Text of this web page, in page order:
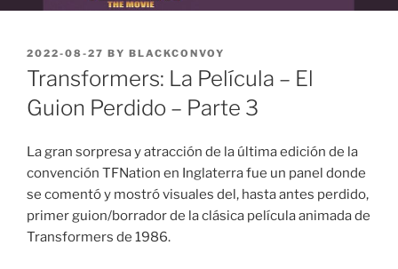
POSTED
ON
2022-08-27 BY BLACKCONVOY
Transformers: La Película – El
Guion Perdido – Parte 3
La gran sorpresa y atracción de la última edición de la
convención TFNation en Inglaterra fue un panel donde
se comentó y mostró visuales del, hasta antes perdido,
primer guion/borrador de la clásica película animada de
Transformers de 1986.